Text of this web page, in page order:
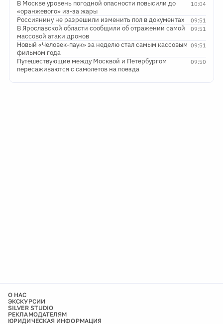
10:04
В Москве уровень погодной опасности повысили до
«оранжевого» из-за жары
09:51
Россиянину не разрешили изменить пол в документах
09:51
В Ярославской области сообщили об отражении самой
массовой атаки дронов
09:51
Новый «Человек-паук» за неделю стал самым кассовым
фильмом года
09:50
Путешествующие между Москвой и Петербургом
пересаживаются с самолетов на поезда
О НАС
ЭКСКУРСИИ
SILVER STUDIO
РЕКЛАМОДАТЕЛЯМ
ЮРИДИЧЕСКАЯ ИНФОРМАЦИЯ